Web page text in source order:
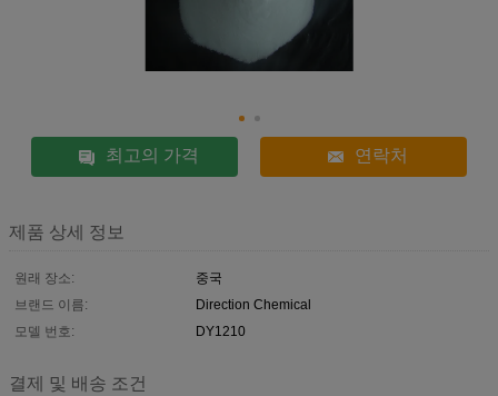
최고의 가격 연락처
제품 상세 정보
원래 장소:
중국
브랜드 이름:
Direction Chemical
모델 번호:
DY1210
결제 및 배송 조건